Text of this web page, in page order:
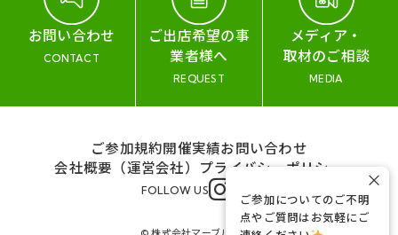
お問い合わせ
CONTACT
ご出店希望の事
業者様へ
REQUEST
メディア・
取材のご相談
MEDIA
ご参加規約開催実績お問い合わせ
会社概要（運営会社） プライバシーポリシー
FOLLOW US
ご参加についてのご不明
点やご質問はお気軽にご
×